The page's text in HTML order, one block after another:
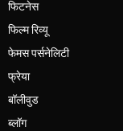
फिटनेस
फिल्म रिव्यू
फेमस पर्सनेलिटी
फ्रेया
बॉलीवुड
ब्लॉग